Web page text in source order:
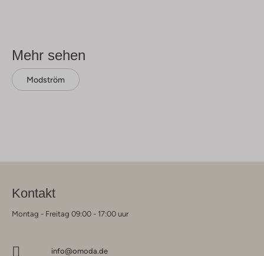
Mehr sehen
Modström
Kontakt
Montag - Freitag 09:00 - 17:00 uur
info@omoda.de